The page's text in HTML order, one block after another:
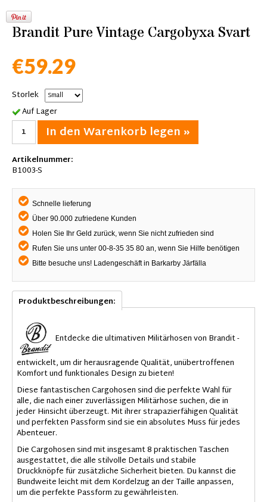
Brandit Pure Vintage Cargobyxa Svart
€59.29
Storlek
Auf Lager
In den Warenkorb legen »
Artikelnummer:
B1003-S
Schnelle lieferung
Über 90.000 zufriedene Kunden
Holen Sie Ihr Geld zurück, wenn Sie nicht zufrieden sind
Rufen Sie uns unter 00-8-35 35 80 an, wenn Sie Hilfe benötigen
Bitte besuche uns! Ladengeschäft in Barkarby Järfälla
Produktbeschreibungen:
Entdecke die ultimativen Militärhosen von Brandit -
entwickelt, um dir herausragende Qualität, unübertroffenen
Komfort und funktionales Design zu bieten!
Diese fantastischen Cargohosen sind die perfekte Wahl für
alle, die nach einer zuverlässigen Militärhose suchen, die in
jeder Hinsicht überzeugt. Mit ihrer strapazierfähigen Qualität
und perfekten Passform sind sie ein absolutes Muss für jedes
Abenteuer.
Die Cargohosen sind mit insgesamt 8 praktischen Taschen
ausgestattet, die alle stilvolle Details und stabile
Druckknöpfe für zusätzliche Sicherheit bieten. Du kannst die
Bundweite leicht mit dem Kordelzug an der Taille anpassen,
um die perfekte Passform zu gewährleisten.